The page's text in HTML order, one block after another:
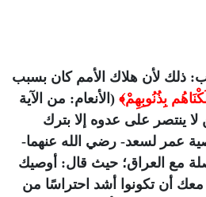
ذلك لأن هلاك الأمم كان بسبب
بِذُنُوبِهِمْ﴾ (الأنعام: من الآية
ينتصر على عدوه إلا بترك
عمر لسعد- رضي الله عنهما-
مع العراق؛ حيث قال: أوصيك
أن تكونوا أشد احتراسًا من